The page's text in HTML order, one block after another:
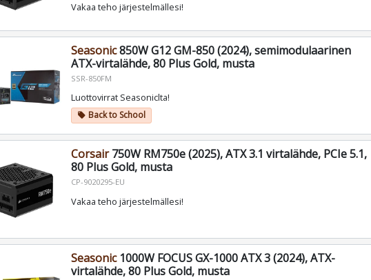
Vakaa teho järjestelmällesi!
Seasonic850W G12 GM-850 (2024), semimodulaarinen
ATX-virtalähde, 80 Plus Gold, musta
SSR-850FM
Luottovirrat Seasoniclta!
local_offer Back to School
Corsair750W RM750e (2025), ATX 3.1 virtalähde, PCIe 5.1,
80 Plus Gold, musta
CP-9020295-EU
Vakaa teho järjestelmällesi!
Seasonic1000W FOCUS GX-1000 ATX 3 (2024), ATX-
virtalähde, 80 Plus Gold, musta